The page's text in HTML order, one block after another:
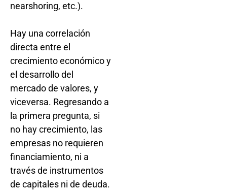
nearshoring, etc.).
Hay una correlación
directa entre el
crecimiento económico y
el desarrollo del
mercado de valores, y
viceversa. Regresando a
la primera pregunta, si
no hay crecimiento, las
empresas no requieren
financiamiento, ni a
través de instrumentos
de capitales ni de deuda.